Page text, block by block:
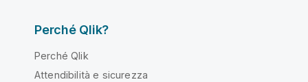
Perché Qlik?
Perché Qlik
Attendibilità e sicurezza